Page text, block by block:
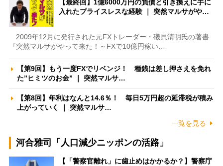
【最終回】1億6000万円の負債と引き換えに手に
入れたプライスレスな経験 ｜ 突然マルサがや…
2009年12月に発行された元FXトレーダー・磯貝清明氏の著書
『突然マルサがやって来た！～FXで10億円稼い…
【第9回】もう一度FXでリベンジ！ 種銭は差し押さえを免れ
た”ヒミツのお金” ｜ 突然マルサ…
【第8回】年利はなんと14.6％！ 毎日5万円超の延滞税が積み
上がっていく ｜ 突然マルサ…
一覧を見る
河合雅司「人口減少ニッポンの活路」
【「警察官離れ」に歯止めはかかるか？】警察庁